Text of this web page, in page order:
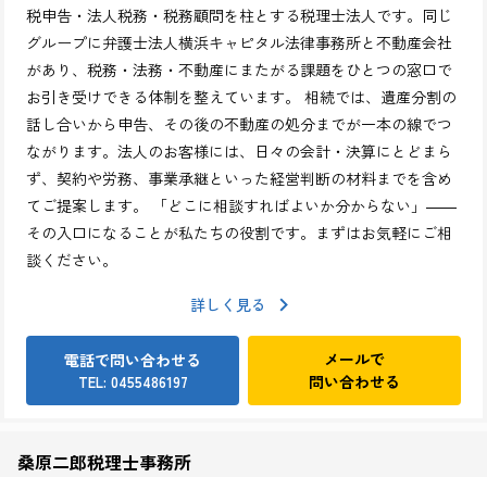
税申告・法人税務・税務顧問を柱とする税理士法人です。同じ
グループに弁護士法人横浜キャピタル法律事務所と不動産会社
があり、税務・法務・不動産にまたがる課題をひとつの窓口で
お引き受けできる体制を整えています。 相続では、遺産分割の
話し合いから申告、その後の不動産の処分までが一本の線でつ
ながります。法人のお客様には、日々の会計・決算にとどまら
ず、契約や労務、事業承継といった経営判断の材料までを含め
てご提案します。 「どこに相談すればよいか分からない」――
その入口になることが私たちの役割です。まずはお気軽にご相
談ください。
詳しく見る
電話で問い合わせる
TEL: 0455486197
メールで
問い合わせる
桑原二郎税理士事務所